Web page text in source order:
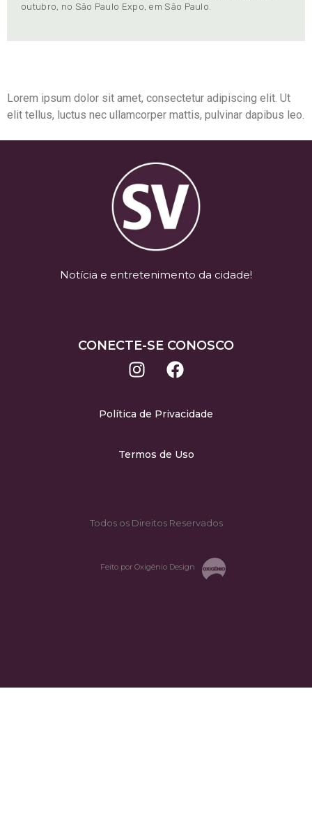
outubro, no São Paulo Expo, em São Paulo.
Lorem ipsum dolor sit amet, consectetur adipiscing elit. Ut
elit tellus, luctus nec ullamcorper mattis, pulvinar dapibus leo.
Notícia e entretenimento da cidade!
CONECTE-SE CONOSCO
Política de Privacidade
Termos de Uso
Todos os Direitos Reservados
Feito por Oxigênio Design